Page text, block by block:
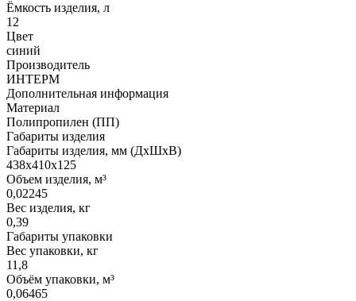
Ёмкость изделия, л
12
Цвет
синий
Производитель
ИНТЕРМ
Дополнительная информация
Материал
Полипропилен (ПП)
Габариты изделия
Габариты изделия, мм (ДхШхВ)
438х410х125
Объем изделия, м³
0,02245
Вес изделия, кг
0,39
Габариты упаковки
Вес упаковки, кг
11,8
Объём упаковки, м³
0,06465